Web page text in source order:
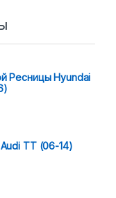
Ресницы Hyundai
TT (06-14)